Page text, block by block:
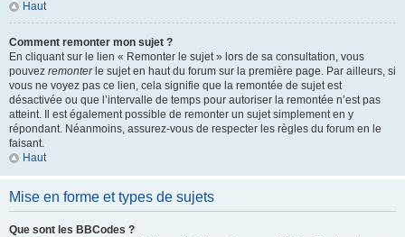
Haut
Comment remonter mon sujet ?
En cliquant sur le lien « Remonter le sujet » lors de sa consultation, vous
pouvez remonterle sujet en haut du forum sur la première page. Par ailleurs, si
vous ne voyez pas ce lien, cela signifie que la remontée de sujet est
désactivée ou que l’intervalle de temps pour autoriser la remontée n’est pas
atteint. Il est également possible de remonter un sujet simplement en y
répondant. Néanmoins, assurez-vous de respecter les règles du forum en le
faisant.
Haut
Mise en forme et types de sujets
Que sont les BBCodes ?